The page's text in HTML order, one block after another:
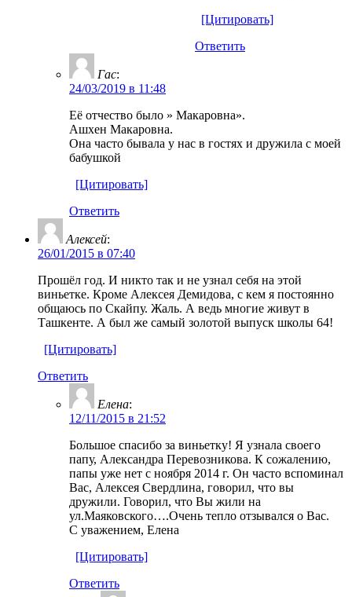
[Цитировать]
Ответить
Гас:
24/03/2019 в 11:48
Её отчество было » Макаровна».
Ашхен Макаровна.
Она часто бывала у нас в гостях и дружила с моей
бабушкой
[Цитировать]
Ответить
Алексей:
26/01/2015 в 07:40
Прошёл год. И никто так и не узнал себя на этой
виньетке. Кроме Алексея Демидова, с кем я постоянно
общаюсь по Скайпу. Жаль. А ведь многие живут в
Ташкенте. А был же самый золотой выпуск школы 64!
[Цитировать]
Ответить
Елена:
12/11/2015 в 21:52
Большое спасибо за виньетку! Я узнала своего
папу, Александра Перевозникова. К сожалению,
папы уже нет с ноября 2014 г. Он часто вспоминал
Вас, Алексея Свердлина, говорил, что вы
дружили. Говорил, что Вы жили на
ул.Маяковского….Очень тепло отзывался о Вас.
С уважением, Елена
[Цитировать]
Ответить